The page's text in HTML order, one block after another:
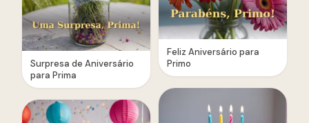
Surpresa de Aniversário
para Prima
Feliz Aniversário para
Primo